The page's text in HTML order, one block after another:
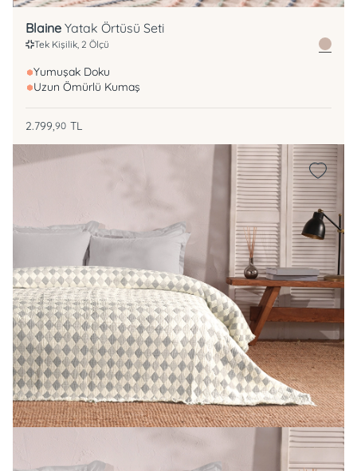
Blaine Yatak Örtüsü Seti
Tek Kişilik, 2 Ölçü
Yumuşak Doku
Uzun Ömürlü Kumaş
2.799,90 TL